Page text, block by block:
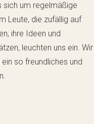
sich um regelmäßige
Leute, die zufällig auf
ihre Ideen und
leuchten uns ein. Wir
so freundliches und